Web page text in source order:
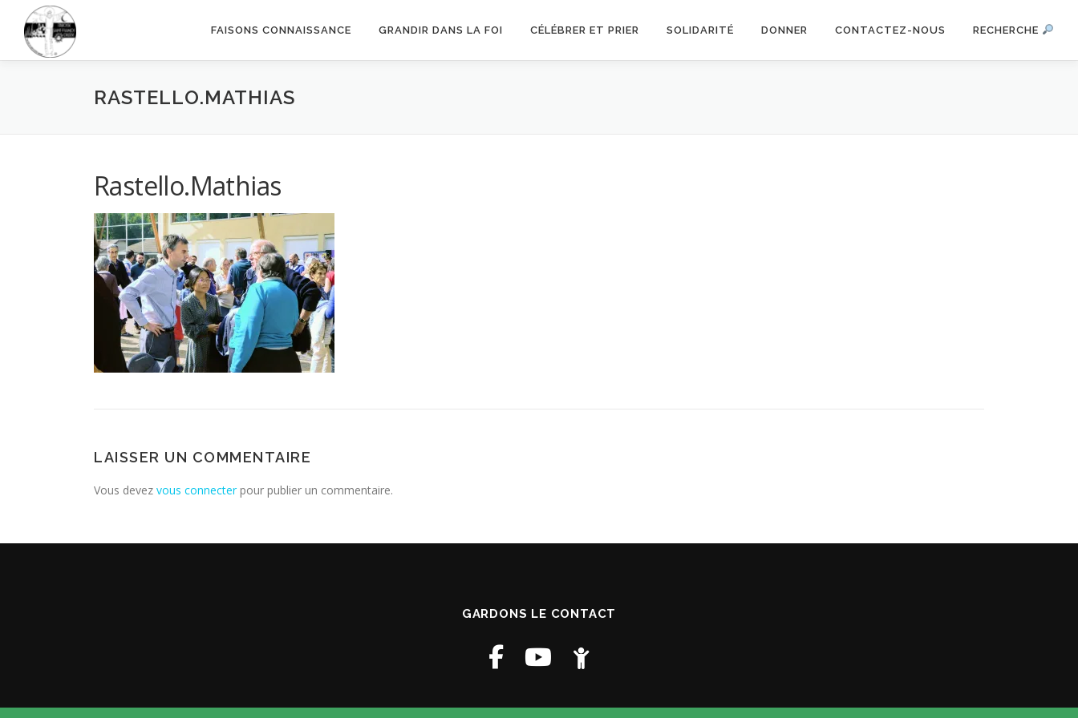
contenu
FAISONS CONNAISSANCE GRANDIR DANS LA FOI CÉLÉBRER ET PRIER SOLIDARITÉ DONNER CONTACTEZ-NOUS RECHERCHE
RASTELLO.MATHIAS
Rastello.Mathias
LAISSER UN COMMENTAIRE
Vous devez vous connecterpour publier un commentaire.
GARDONS LE CONTACT